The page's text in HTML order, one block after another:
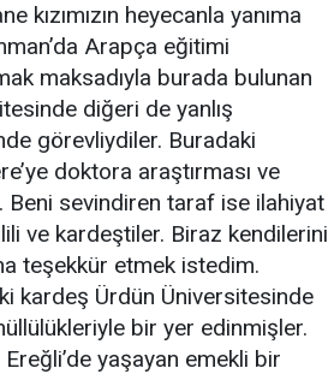
kızımızın heyecanla yanıma
Arapça eğitimi
maksadıyla burada bulunan
diğeri de yanlış
görevliydiler. Buradaki
doktora araştırması ve
sevindiren taraf ise ilahiyat
ve kardeştiler. Biraz kendilerini
teşekkür etmek istedim.
kardeş Ürdün Üniversitesinde
bir yer edinmişler.
yaşayan emekli bir